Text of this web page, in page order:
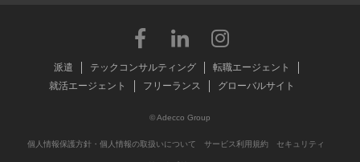
派遣 テックコンサルティング
転職エージェント
就活エージェント
フリーランス グローバルサイト
© Adecco Group
個人情報保護方針・個人情報の取扱いについて サービス利用規約 セキュリティ